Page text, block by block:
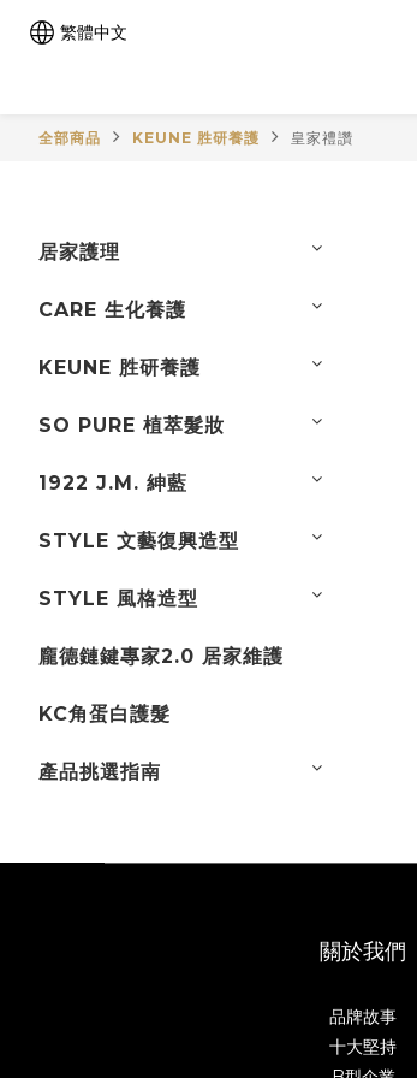
繁體中文
全部商品 KEUNE 胜研養護 皇家禮讚
居家護理
CARE 生化養護
KEUNE 胜研養護
SO PURE 植萃髮妝
1922 J.M. 紳藍
STYLE 文藝復興造型
STYLE 風格造型
龐德鏈鍵專家2.0 居家維護
KC角蛋白護髮
產品挑選指南
關於我們
品牌故事
十大堅持